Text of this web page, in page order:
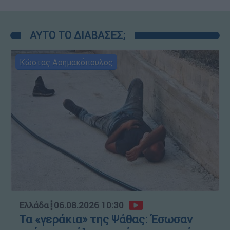
ΑΥΤΟ ΤΟ ΔΙΑΒΑΣΕΣ;
Κώστας Ασημακόπουλος
Ελλάδα┋06.08.2026 10:30
Τα «γεράκια» της Ψάθας: Έσωσαν